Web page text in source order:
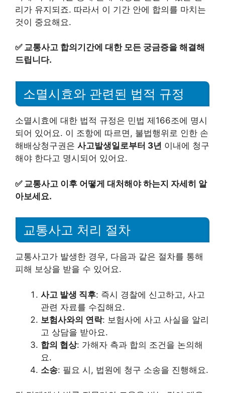
리가 유지되죠. 따라서 이 기간 안에 합의를 마치는
것이 중요해요.
✅ 교통사고 합의기간에 대한 모든 궁금증을 해결해
드립니다.
소멸시효와 관련된 법적 규정
소멸시효에 대한 법적 규정은 민법 제166조에 명시
되어 있어요. 이 조항에 따르면, 불법행위로 인한 손
해배상청구권은 사고발생일로부터 3년 이내에 청구
해야 한다고 명시되어 있어요.
✅ 교통사고 이후 어떻게 대처해야 하는지 자세히 알
아보세요.
교통사고 처리 절차
교통사고가 발생한 경우, 다음과 같은 절차를 통해
피해 보상을 받을 수 있어요.
사고 발생 직후: 즉시 경찰에 신고하고, 사고
관련 자료를 수집해요.
보험사와의 연락: 보험사에 사고 사실을 알리
고 상담을 받아요.
합의 협상: 가해자 측과 합의 조건을 논의해
요.
소송: 필요 시, 법원에 청구 소송을 진행해요.